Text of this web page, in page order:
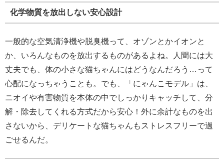
化学物質を放出しない安心設計
一般的な空気清浄機や脱臭機って、オゾンとかイオンと
か、いろんなものを放出するものがあるよね。人間には大
丈夫でも、体の小さな猫ちゃんにはどうなんだろう…って
心配になっちゃうことも。でも、「にゃんこモデル」は、
ニオイや有害物質を本体の中でしっかりキャッチして、分
解・除去してくれる方式だから安心！外に余計なものを出
さないから、デリケートな猫ちゃんもストレスフリーで過
ごせるんだ。